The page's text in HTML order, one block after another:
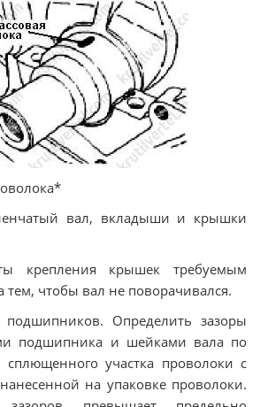
вал, вкладыши и крышки
крепления крышек требуемым
тем, чтобы вал не поворачивался.
Определить зазоры
подшипника и шейками вала по
участка проволоки с
на упаковке проволоки.